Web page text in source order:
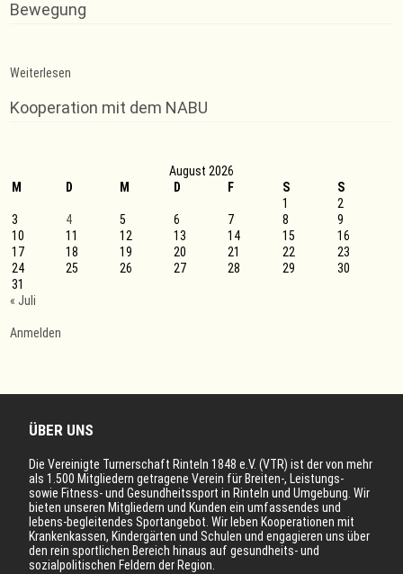
Bewegung
Weiterlesen
Rinteln
war
Kooperation mit dem NABU
August 2026
M
D M D F S
S
1
2
3
4 5 6 7 8
9
10
11 12 13 14 15
16
17
18 19 20 21 22
23
24
25 26 27 28 29
30
31
« Juli
Anmelden
ÜBER UNS
Die Vereinigte Turnerschaft Rinteln 1848 e.V. (VTR) ist der von mehr
als 1.500 Mitgliedern getragene Verein für Breiten-, Leistungs-
sowie Fitness- und Gesundheitssport in Rinteln und Umgebung. Wir
bieten unseren Mitgliedern und Kunden ein umfassendes und
lebens-begleitendes Sportangebot. Wir leben Kooperationen mit
Krankenkassen, Kindergärten und Schulen und engagieren uns über
den rein sportlichen Bereich hinaus auf gesundheits- und
sozialpolitischen Feldern der Region.